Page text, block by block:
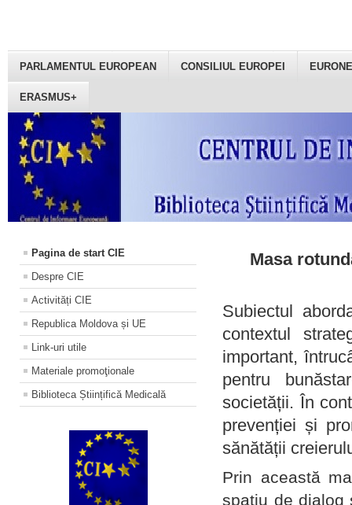
PARLAMENTUL EUROPEAN CONSILIUL EUROPEI
ERASMUS+
Pagina de start CIE
Despre CIE
Activități CIE
Republica Moldova și UE
Link-uri utile
Materiale promoţionale
Biblioteca Științifică Medicală
Masa
Subiectul
contextul
important,
pentru
societății. În
prevenției și
sănătății
Prin această
spațiu de dialog